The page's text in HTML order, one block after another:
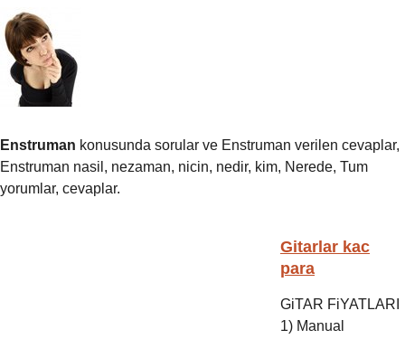
Enstruman konusunda sorular ve Enstruman verilen cevaplar,
Enstruman nasil, nezaman, nicin, nedir, kim, Nerede, Tum
yorumlar, cevaplar.
Gitarlar kac
para
GiTAR FiYATLARI
1) Manual